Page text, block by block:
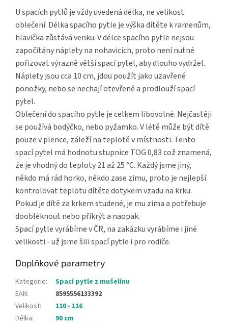
U spacích pytlů je vždy uvedená délka, ne velikost
oblečení. Délka spacího pytle je výška dítěte k ramenům,
hlavička zůstává venku. V délce spacího pytle nejsou
započítány náplety na nohavicích, proto není nutné
pořizovat výrazně větší spací pytel, aby dlouho vydržel.
Náplety jsou cca 10 cm, jdou použít jako uzavřené
ponožky, nebo se nechají otevřené a prodlouží spací
pytel.
Oblečení do spacího pytle je celkem libovolné. Nejčastěji
se používá bodýčko, nebo pyžamko. V létě může být dítě
pouze v plence, záleží na teplotě v místnosti. Tento
spací pytel má hodnotu stupnice TOG 0,83 což znamená,
že je vhodný do teploty 21 až 25 °C. Každý jsme jiný,
někdo má rád horko, někdo zase zimu, proto je nejlepší
kontrolovat teplotu dítěte dotykem vzadu na krku.
Pokud je dítě za krkem studené, je mu zima a potřebuje
doobléknout nebo přikrýt a naopak.
Spací pytle vyrábíme v ČR, na zakázku vyrábíme i jiné
velikosti - už jsme šili spací pytle i pro rodiče.
Doplňkové parametry
Kategorie:
Spací pytle z mušelínu
EAN:
8595556133392
Velikost:
110 - 116
Délka:
90 cm